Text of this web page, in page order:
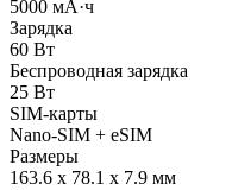
5000 мА·ч
Зарядка
60 Вт
Беспроводная зарядка
25 Вт
SIM-карты
Nano-SIM + eSIM
Размеры
163.6 x 78.1 x 7.9 мм